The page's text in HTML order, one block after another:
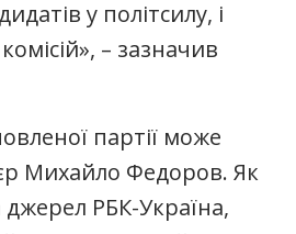
у політсилу, і
– зазначив
партії може
Михайло Федоров. Як
джерел РБК-Україна,